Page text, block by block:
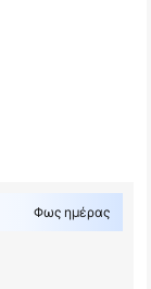
Φως ημέρας